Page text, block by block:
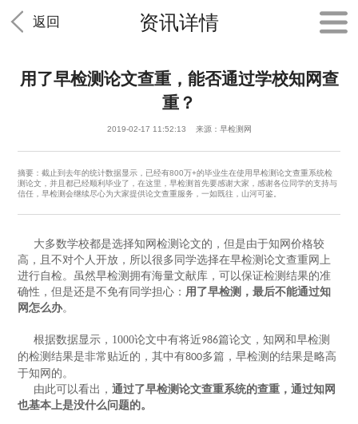
返回 资讯详情
用了早检测论文查重，能否通过学校知网查
重？
2019-02-17 11:52:13 来源：早检测网
摘要：截止到去年的统计数据显示，已经有800万+的毕业生在使用早检测论文查重系统检
测论文，并且都已经顺利毕业了，在这里，早检测首先要感谢大家，感谢各位同学的支持与
信任，早检测会继续尽心为大家提供论文查重服务，一如既往，山河可鉴。
大多数学校都是选择知网检测论文的，但是由于知网价格较
高，且不对个人开放，所以很多同学选择在早检测论文查重网上
进行自检。虽然早检测拥有海量文献库，可以保证检测结果的准
确性，但是还是不免有同学担心： 用了早检测，最后不能通过知
网怎么办。
根据数据显示， 1000论文中有将近986篇论文，知网和早检测
的检测结果是非常贴近的，其中有800多篇，早检测的结果是略高
于知网的。
由此可以看出， 通过了早检测论文查重系统的查重，通过知网
也基本上是没什么问题的。